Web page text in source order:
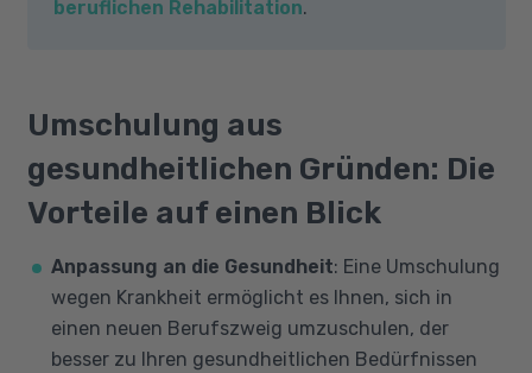
beruflichen Rehabilitation.
Umschulung aus
gesundheitlichen Gründen: Die
Vorteile auf einen Blick
Anpassung an die Gesundheit: Eine Umschulung
wegen Krankheit ermöglicht es Ihnen, sich in
einen neuen Berufszweig umzuschulen, der
besser zu Ihren gesundheitlichen Bedürfnissen